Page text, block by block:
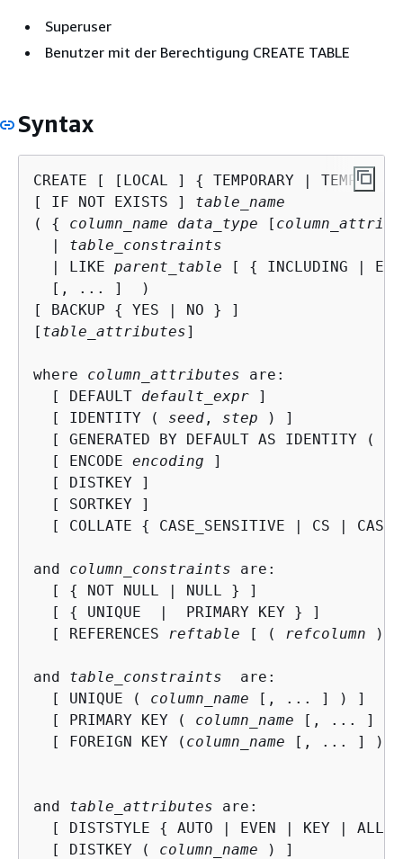
Superuser
Benutzer mit der Berechtigung CREATE TABLE
Syntax
CREATE [ [LOCAL ] {
TEMPORARY | TEMP } ]
[ IF NOT EXISTS ] table_name
( { column_name data_type [
  |
table_constraints
  | LIKE
parent_table [ {
INCLUDING |
  [, ... ]  )
[ BACKUP {
YES | NO } ]
[ table_attributes]
where column_attributes are:
  [ DEFAULT
default_expr ]
  [ IDENTITY (
seed , step ) ]
  [ GENERATED BY DEFAULT AS IDENTITY (
  [ ENCODE
encoding ]
  [ DISTKEY ]
  [ SORTKEY ]
  [ COLLATE
{ CASE_SENSITIVE | CS |
and column_constraints are:
  [
{
NOT NULL | NULL } ]
  [
{
UNIQUE  |  PRIMARY KEY } ]
  [ REFERENCES
reftable [ ( refcolumn )
and table_constraints
  are:
  [ UNIQUE (
column_name [, ... ] ) ]
  [ PRIMARY KEY (
column_name [, ... ] )
  [ FOREIGN KEY (
column_name [, ... ] )
and table_attributes are:
  [ DISTSTYLE
{
AUTO | EVEN | KEY | ALL
  [ DISTKEY (
column_name ) ]